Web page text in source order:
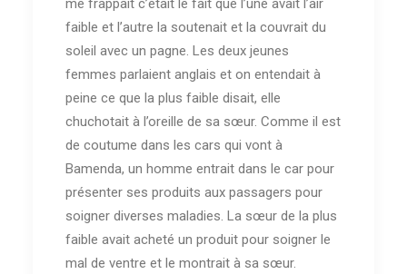
me frappait c’était le fait que l’une avait l’air
faible et l’autre la soutenait et la couvrait du
soleil avec un pagne. Les deux jeunes
femmes parlaient anglais et on entendait à
peine ce que la plus faible disait, elle
chuchotait à l’oreille de sa sœur. Comme il est
de coutume dans les cars qui vont à
Bamenda, un homme entrait dans le car pour
présenter ses produits aux passagers pour
soigner diverses maladies. La sœur de la plus
faible avait acheté un produit pour soigner le
mal de ventre et le montrait à sa sœur.